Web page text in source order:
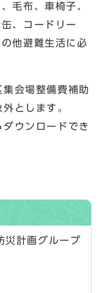
毛布、車椅子、
、コードリー
他避難生活に必
会場整備費補助
とします。
ウンロードでき
災計画グループ